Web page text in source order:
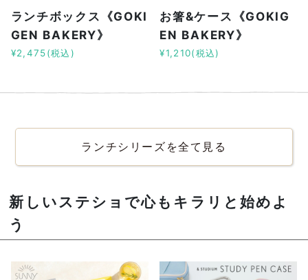
ランチボックス《GOKI
GEN BAKERY》
¥2,475(税込)
お箸&ケース《GOKIG
EN BAKERY》
¥1,210(税込)
ランチシリーズを全て見る
新しいステショで心もキラリと始めよ
う